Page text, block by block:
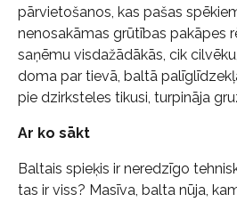
pārvietošanos, kas pašas
nenosakāmas grūtības pakāpes
saņēmu visdažādākās, cik
doma par tievā, baltā
pie dzirksteles tikusi, turpināja
Ar ko sākt
Baltais spieķis ir neredzīgo
tas ir viss? Masīva, balta nūja,